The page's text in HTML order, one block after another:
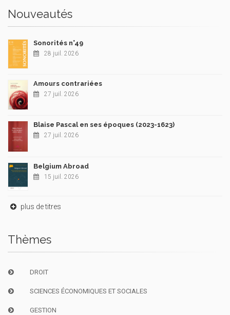
Nouveautés
Sonorités n°49
28 juil. 2026
Amours contrariées
27 juil. 2026
Blaise Pascal en ses époques (2023-1623)
27 juil. 2026
Belgium Abroad
15 juil. 2026
plus de titres
Thèmes
DROIT
SCIENCES ÉCONOMIQUES ET SOCIALES
GESTION